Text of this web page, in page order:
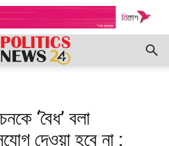
‘বৈধ’ বলা
দেওয়া হবে না :